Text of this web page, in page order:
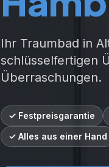
Ihr Traumbad in
schlüsselfertigen
Überraschungen.
✓ Festpreisgarantie
✓ Alles aus einer Hand